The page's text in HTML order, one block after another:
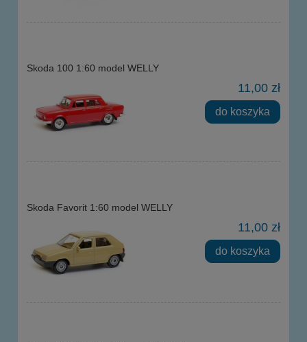
Skoda 100 1:60 model WELLY
11,00 zł
do koszyka
Skoda Favorit 1:60 model WELLY
11,00 zł
do koszyka